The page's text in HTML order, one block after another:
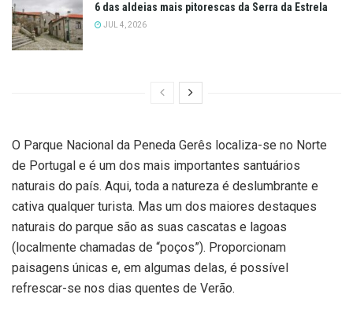
6 das aldeias mais pitorescas da Serra da Estrela
JUL 4, 2026
O Parque Nacional da Peneda Gerês localiza-se no Norte
de Portugal e é um dos mais importantes santuários
naturais do país. Aqui, toda a natureza é deslumbrante e
cativa qualquer turista. Mas um dos maiores destaques
naturais do parque são as suas cascatas e lagoas
(localmente chamadas de “poços”). Proporcionam
paisagens únicas e, em algumas delas, é possível
refrescar-se nos dias quentes de Verão.